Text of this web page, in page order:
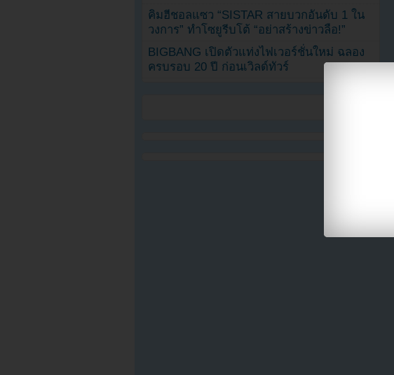
คิมฮีชอลแซว “SISTAR สายบวกอันดับ 1 ใน
วงการ” ทำโซยูรีบโต้ “อย่าสร้างข่าวลือ!”
BIGBANG เปิดตัวแท่งไฟเวอร์ชั่นใหม่ ฉลอง
ครบรอบ 20 ปี ก่อนเวิลด์ทัวร์